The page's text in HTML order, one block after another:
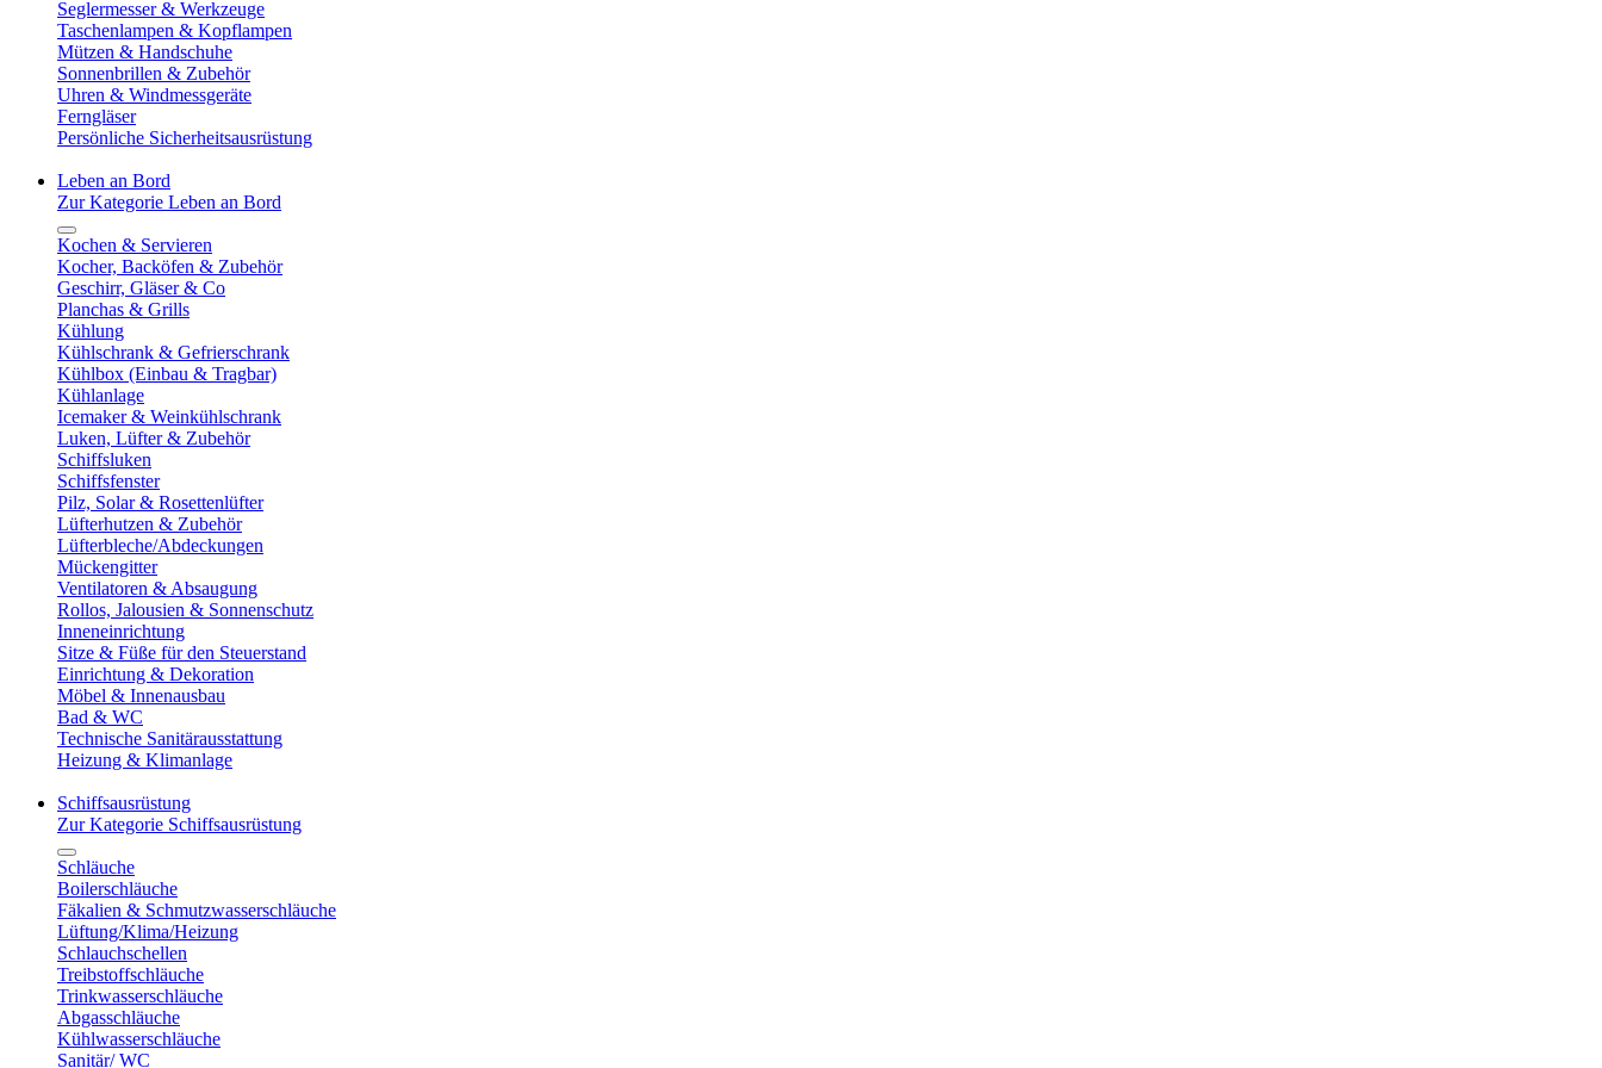
Seglermesser & Werkzeuge
Taschenlampen & Kopflampen
Mützen & Handschuhe
Sonnenbrillen & Zubehör
Uhren & Windmessgeräte
Ferngläser
Persönliche Sicherheitsausrüstung
Leben an Bord
Zur Kategorie Leben an Bord
Kochen & Servieren
Kocher, Backöfen & Zubehör
Geschirr, Gläser & Co
Planchas & Grills
Kühlung
Kühlschrank & Gefrierschrank
Kühlbox (Einbau & Tragbar)
Kühlanlage
Icemaker & Weinkühlschrank
Luken, Lüfter & Zubehör
Schiffsluken
Schiffsfenster
Pilz, Solar & Rosettenlüfter
Lüfterhutzen & Zubehör
Lüfterbleche/Abdeckungen
Mückengitter
Ventilatoren & Absaugung
Rollos, Jalousien & Sonnenschutz
Inneneinrichtung
Sitze & Füße für den Steuerstand
Einrichtung & Dekoration
Möbel & Innenausbau
Bad & WC
Technische Sanitärausstattung
Heizung & Klimanlage
Schiffsausrüstung
Zur Kategorie Schiffsausrüstung
Schläuche
Boilerschläuche
Fäkalien & Schmutzwasserschläuche
Lüftung/Klima/Heizung
Schlauchschellen
Treibstoffschläuche
Trinkwasserschläuche
Abgasschläuche
Kühlwasserschläuche
Sanitär/ WC